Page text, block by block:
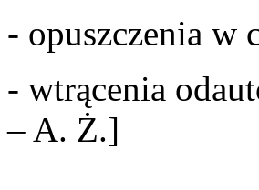
- opuszczenia w
- wtrącenia
– A. Ż.]